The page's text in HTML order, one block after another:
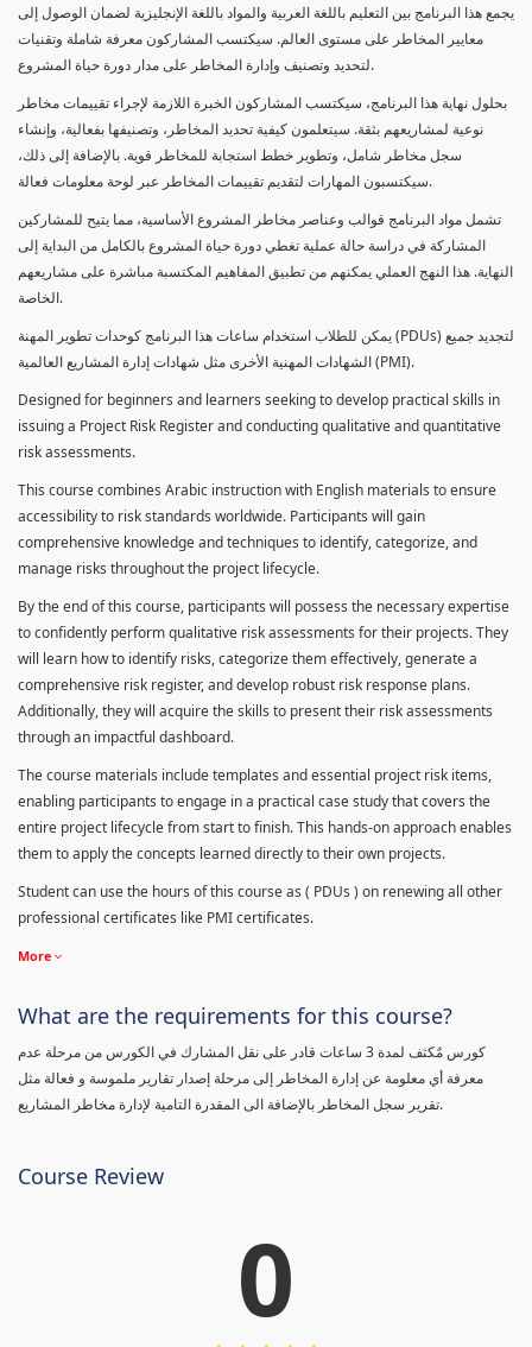
يجمع هذا البرنامج بين التعليم باللغة العربية والمواد باللغة الإنجليزية لضمان الوصول إلى
معايير المخاطر على مستوى العالم. سيكتسب المشاركون معرفة شاملة وتقنيات
لتحديد وتصنيف وإدارة المخاطر على مدار دورة حياة المشروع.
بحلول نهاية هذا البرنامج، سيكتسب المشاركون الخبرة اللازمة لإجراء تقييمات مخاطر
نوعية لمشاريعهم بثقة. سيتعلمون كيفية تحديد المخاطر، وتصنيفها بفعالية، وإنشاء
سجل مخاطر شامل، وتطوير خطط استجابة للمخاطر قوية. بالإضافة إلى ذلك،
سيكتسبون المهارات لتقديم تقييمات المخاطر عبر لوحة معلومات فعالة.
تشمل مواد البرنامج قوالب وعناصر مخاطر المشروع الأساسية، مما يتيح للمشاركين
المشاركة في دراسة حالة عملية تغطي دورة حياة المشروع بالكامل من البداية إلى
النهاية. هذا النهج العملي يمكنهم من تطبيق المفاهيم المكتسبة مباشرة على مشاريعهم
الخاصة.
يمكن للطلاب استخدام ساعات هذا البرنامج كوحدات تطوير المهنة (PDUs) لتجديد جميع
الشهادات المهنية الأخرى مثل شهادات إدارة المشاريع العالمية (PMI).
Designed for beginners and learners seeking to develop practical skills in
issuing a Project Risk Register and conducting qualitative and quantitative
risk assessments.
This course combines Arabic instruction with English materials to ensure
accessibility to risk standards worldwide. Participants will gain
comprehensive knowledge and techniques to identify, categorize, and
manage risks throughout the project lifecycle.
By the end of this course, participants will possess the necessary expertise
to confidently perform qualitative risk assessments for their projects. They
will learn how to identify risks, categorize them effectively, generate a
comprehensive risk register, and develop robust risk response plans.
Additionally, they will acquire the skills to present their risk assessments
through an impactful dashboard.
The course materials include templates and essential project risk items,
enabling participants to engage in a practical case study that covers the
entire project lifecycle from start to finish. This hands-on approach enables
them to apply the concepts learned directly to their own projects.
Student can use the hours of this course as ( PDUs ) on renewing all other
professional certificates like PMI certificates.
More
What are the requirements for this course?
كورس مٌكثف لمدة 3 ساعات قادر على نقل المشارك في الكورس من مرحلة عدم
معرفة أي معلومة عن إدارة المخاطر إلى مرحلة إصدار تقارير ملموسة و فعالة مثل
تقرير سجل المخاطر بالإضافة الى المقدرة التامية لإدارة مخاطر المشاريع.
Course Review
0